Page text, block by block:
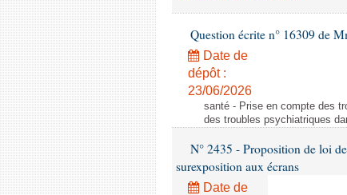
Question écrite n° 16309 de
Date de
dépôt :
23/06/2026
santé - Prise en compte des
des troubles psychiatriques
N° 2435 - Proposition de loi
surexposition aux écrans
Date de